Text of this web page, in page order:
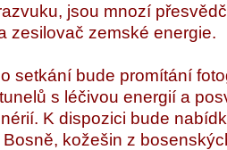
jsou mnozí
zesilovač zemské energie.
setkání bude promítání
s léčivou energií a
K dispozici bude
kožešin z